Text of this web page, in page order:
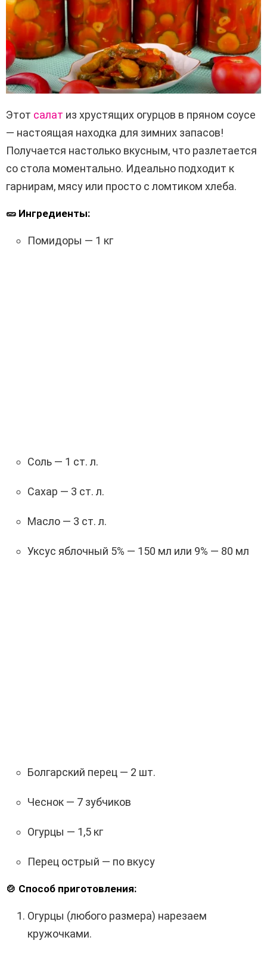
Этот салат из хрустящих огурцов в пряном соусе
— настоящая находка для зимних запасов!
Получается настолько вкусным, что разлетается
со стола моментально. Идеально подходит к
гарнирам, мясу или просто с ломтиком хлеба.
🥒 Ингредиенты:
Помидоры — 1 кг
Соль — 1 ст. л.
Сахар — 3 ст. л.
Масло — 3 ст. л.
Уксус яблочный 5% — 150 мл или 9% — 80 мл
Болгарский перец — 2 шт.
Чеснок — 7 зубчиков
Огурцы — 1,5 кг
Перец острый — по вкусу
🍲 Способ приготовления:
Огурцы (любого размера) нарезаем
кружочками.